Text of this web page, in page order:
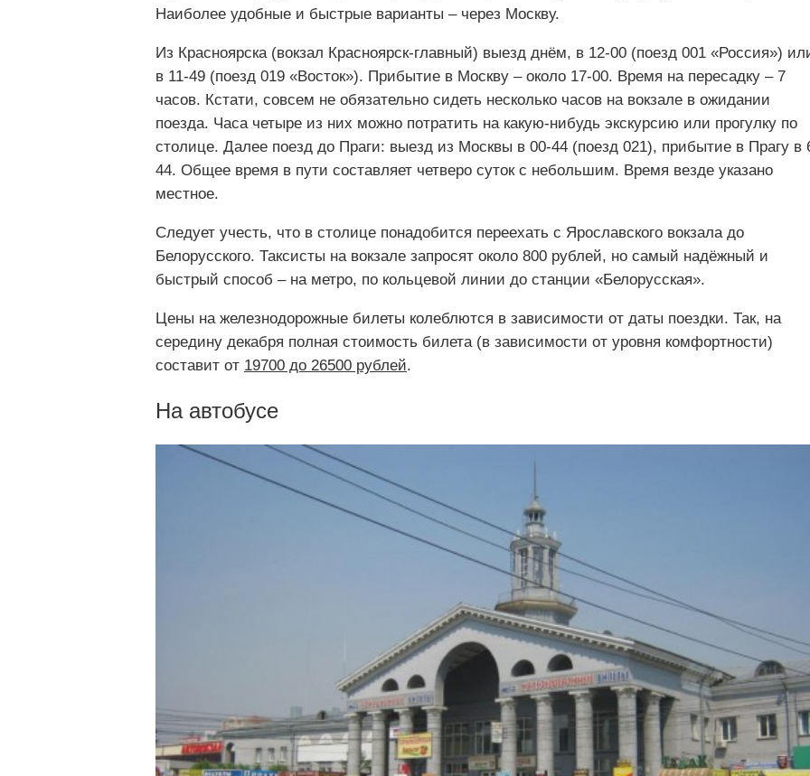
Наиболее удобные и быстрые варианты – через Москву.
Из Красноярска (вокзал Красноярск-главный) выезд днём, в 12-00 (поезд 001 «Россия»)
в 11-49 (поезд 019 «Восток»). Прибытие в Москву – около 17-00. Время на пересадку – 7
часов. Кстати, совсем не обязательно сидеть несколько часов на вокзале в ожидании
поезда. Часа четыре из них можно потратить на какую-нибудь экскурсию или прогулку по
столице. Далее поезд до Праги: выезд из Москвы в 00-44 (поезд 021), прибытие в Прагу в
44. Общее время в пути составляет четверо суток с небольшим. Время везде указано
местное.
Следует учесть, что в столице понадобится переехать с Ярославского вокзала до
Белорусского. Таксисты на вокзале запросят около 800 рублей, но самый надёжный и
быстрый способ – на метро, по кольцевой линии до станции «Белорусская».
Цены на железнодорожные билеты колеблются в зависимости от даты поездки. Так, на
середину декабря полная стоимость билета (в зависимости от уровня комфортности)
составит от 19700 до 26500 рублей.
На автобусе